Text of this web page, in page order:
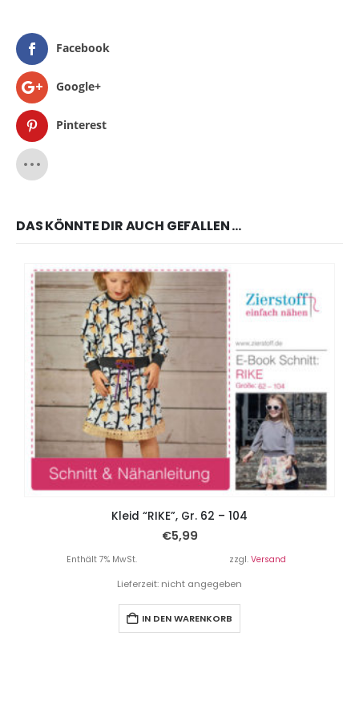
Facebook
Google+
Pinterest
DAS KÖNNTE DIR AUCH GEFALLEN …
Kleid “RIKE”, Gr. 62 – 104
€5,99
Enthält 7% MwSt. zzgl. Versand
Lieferzeit: nicht angegeben
IN DEN WARENKORB